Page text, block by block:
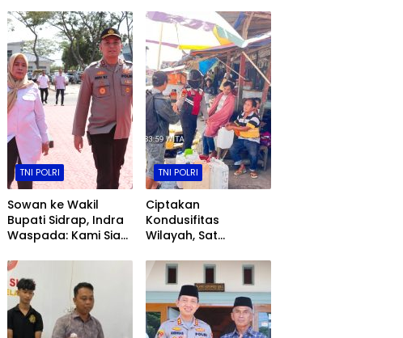
TNI POLRI
Sowan ke Wakil
Bupati Sidrap, Indra
Waspada: Kami Siap
TNI POLRI
Ciptakan
Kondusifitas
Wilayah, Sat
Toraja Utara
Gencarkan Patroli
Dialogis dan
Sosialisasi Layanan
110​